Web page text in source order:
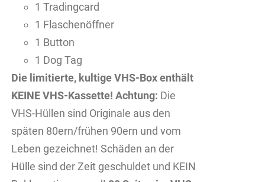
1 Tradingcard
1 Flaschenöffner
1 Button
1 Dog Tag
Die limitierte, kultige VHS-Box enthält
KEINE VHS-Kassette! Achtung: Die
VHS-Hüllen sind Originale aus den
späten 80ern/frühen 90ern und vom
Leben gezeichnet! Schäden an der
Hülle sind der Zeit geschuldet und KEIN